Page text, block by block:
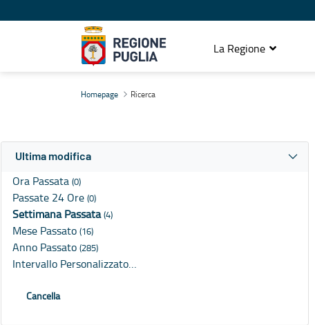
La Regione
Homepage Ricerca
Ultima modifica
Ora Passata (0)
Passate 24 Ore (0)
Settimana Passata(4)
Mese Passato (16)
Anno Passato (285)
Intervallo Personalizzato…
Cancella